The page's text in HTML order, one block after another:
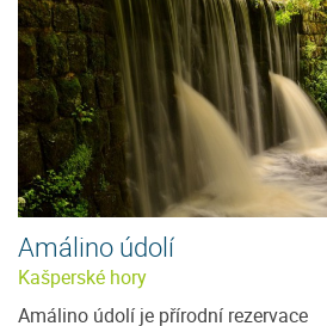
Amálino údolí
Kašperské hory
Amálino údolí je přírodní rezervace